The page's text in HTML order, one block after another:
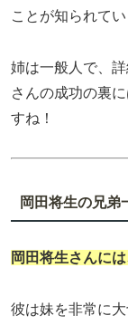
ことが知られてい
姉は一般人で、
さんの成功の裏
すね！
岡田将生の兄
岡田将生さんには
彼は妹を非常に